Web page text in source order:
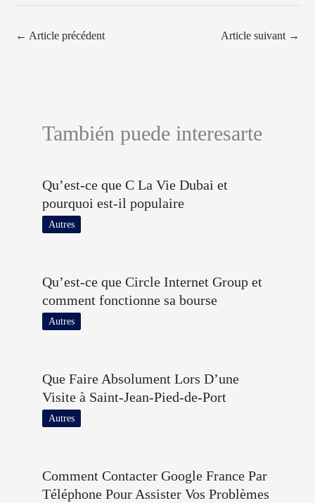
← Article précédent Article suivant →
También puede interesarte
Qu’est-ce que C La Vie Dubai et
pourquoi est-il populaire
Autres
Qu’est-ce que Circle Internet Group et
comment fonctionne sa bourse
Autres
Que Faire Absolument Lors D’une
Visite à Saint-Jean-Pied-de-Port
Autres
Comment Contacter Google France Par
Téléphone Pour Assister Vos Problèmes